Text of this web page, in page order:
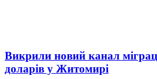
Викрили новий канал
доларів у Житомирі